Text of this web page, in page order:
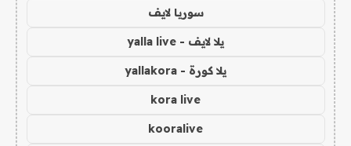
سوريا لايف
يلا لايف - yalla live
يلا كورة - yallakora
kora live
kooralive